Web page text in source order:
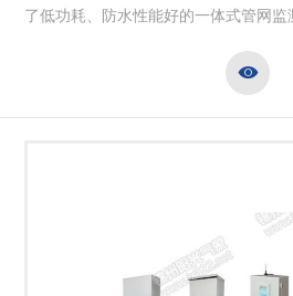
了低功耗、防水性能好的一体式管网监
